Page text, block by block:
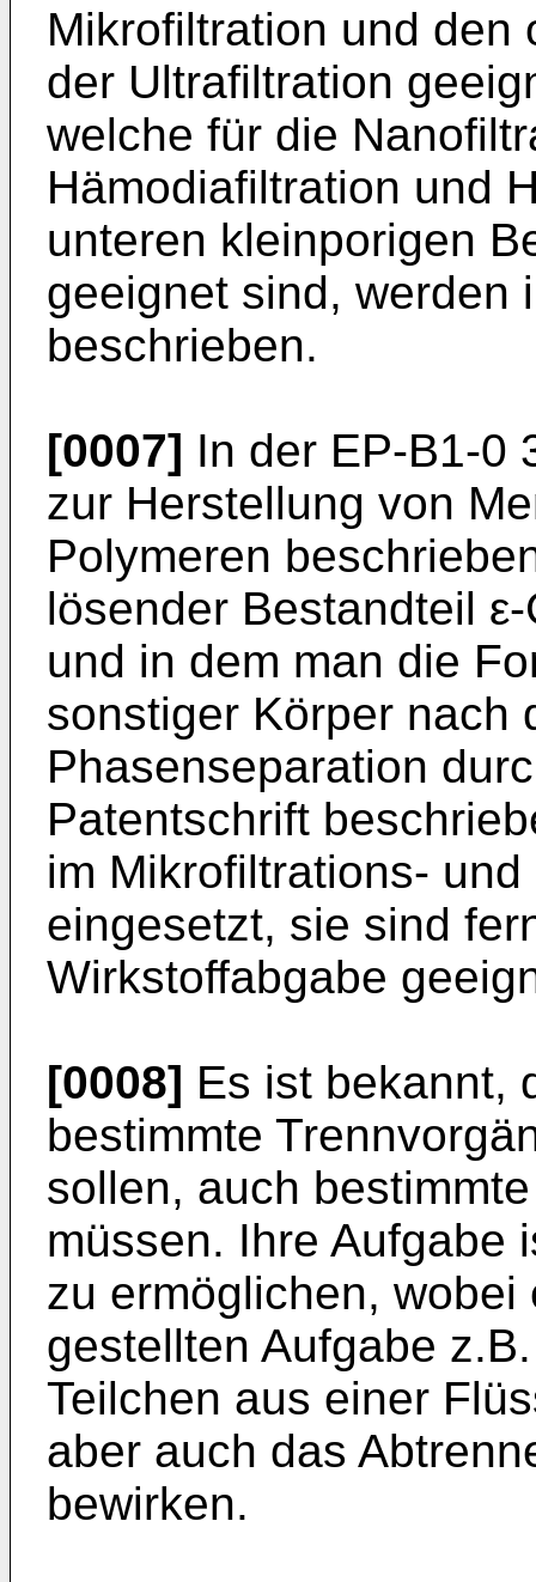
Mikrofiltration und den
der Ultrafiltration
welche für die
Hämodiafiltration und
unteren kleinporigen
geeignet sind, werden
beschrieben.
[0007] In der EP-B1-0
zur Herstellung von
Polymeren
lösender Bestandteil
und in dem man die
sonstiger Körper nach
Phasenseparation
Patentschrift
im Mikrofiltrations-
eingesetzt, sie sind
Wirkstoffabgabe
[0008] Es ist bekannt,
bestimmte
sollen, auch
müssen. Ihre Aufgabe
zu ermöglichen,
gestellten Aufgabe
Teilchen aus einer
aber auch das
bewirken.